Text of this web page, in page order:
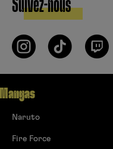
Suivez-nous
Mangas
Naruto
Fire Force